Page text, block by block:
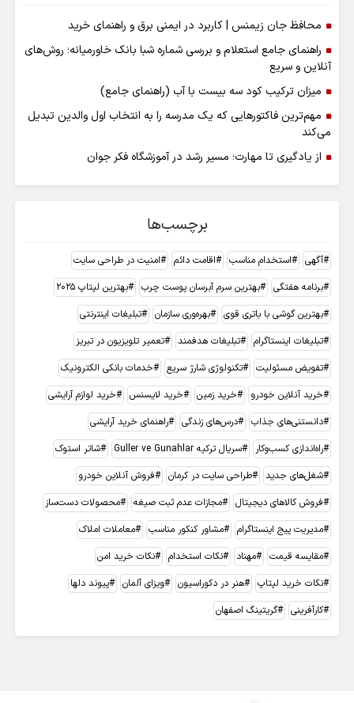
محافظ جان زیمنس | کاربرد در ایمنی برق و راهنمای خرید
راهنمای جامع استعلام و بررسی شماره شبا بانک خاورمیانه؛ روش‌های
آنلاین و سریع
میزان ترکیب کود سه بیست با آب (راهنمای جامع)
مهم‌ترین فاکتورهایی که یک مدرسه را به انتخاب اول والدین تبدیل
می‌کند
از یادگیری تا مهارت؛ مسیر رشد در آموزشگاه فکر جوان
برچسب‌ها
آگهی استخدام مناسب اقامت دائم
امنیت در طراحی سایت
برنامه هفتگی
بهترین سرم آبرسان پوست چرب
بهترین لپتاپ 2025
بهترین گوشی با باتری قوی
بهره‌وری سازمان
تبلیغات اینترنتی
تبلیغات اینستاگرام
تبلیغات هدفمند
تعمیر تلویزیون در تبریز
تفویض مسئولیت
تکنولوژی شارژ سریع
خدمات بانکی الکترونیک
خرید آنلاین خودرو
خرید زمین خرید لایسنس
خرید لوازم آرایشی
دانستنی‌های جذاب
درس‌های زندگی
راهنمای خرید آرایشی
راه‌اندازی کسب‌وکار
سریال ترکیه Guller ve Gunahlar
شاتر استوک
شغل‌های جدید
طراحی سایت در کرمان
فروش آنلاین خودرو
فروش کالاهای دیجیتال
مجازات عدم ثبت صیغه
محصولات دست‌ساز
مدیریت پیج اینستاگرام
مشاور کنکور مناسب
معاملات املاک
مقایسه قیمت
مهناد نکات استخدام
نکات خرید امن
نکات خرید لپتاپ
هنر در دکوراسیون ویزای آلمان
پیوند دلها
کارآفرینی
گریتینگ اصفهان